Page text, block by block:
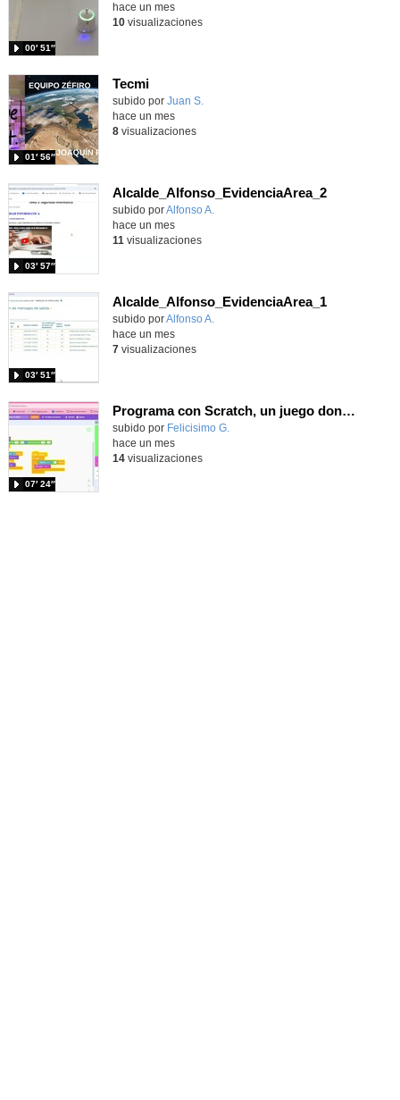
00′ 51″
hace un mes
10visualizaciones
Tecmi
Contenido educativo.
subido por Juan S.
01′ 56″
hace un mes
8visualizaciones
Alcalde_Alfonso_EvidenciaArea_2
Contenido educativo.
subido porAlfonso A.
03′ 57″
hace un mes
11 visualizaciones
Alcalde_Alfonso_EvidenciaArea_1
Contenido educativo.
subido porAlfonso A.
03′ 51″
hace un mes
7visualizaciones
Programa con Scratch, un juego donde tu personaje se mueva por un campo de minas usando el sonido para evitarlas
Contenido educativo.
subido por Felicisimo G.
07′ 24″
hace un mes
14visualizaciones